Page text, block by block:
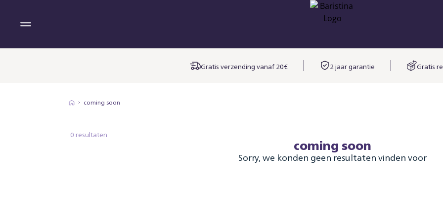
Gratis verzending vanaf 20€ 2 jaar garantie​ Gratis
coming soon
0 resultaten
coming soon
Sorry, we konden geen resultaten vinden voor